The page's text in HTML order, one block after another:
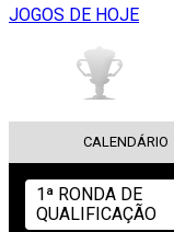
JOGOS DE HOJE
CALENDÁRIO
1ª RONDA DE
QUALIFICAÇÃO